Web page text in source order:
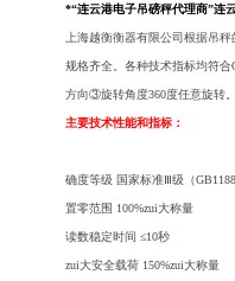
*“连云港电子吊磅秤代理商”连
上海越衡衡器有限公司根据吊
规格齐全。各种技术指标均符
方向③旋转角度360度任意旋转
主要技术性能和指标：
确度等级 国家标准Ⅲ级（
置零范围 100%zui大称量
读数稳定时间 ≤10秒
zui大安全载荷 150%zui大称量